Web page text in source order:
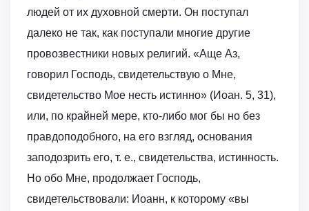
людей от их духовной смерти. Он поступал
далеко не так, как поступали многие другие
провозвестники новых религий. «Аще Аз,
говорил Господь, свидетельствую о Мне,
свидетельство Мое несть истинно» (Иоан. 5, 31),
или, по крайней мере, кто-либо мог бы но без
правдоподобного, на его взгляд, основания
заподозрить его, т. е., свидетельства, истинность.
Но обо Мне, продолжает Господь,
свидетельствовали: Иоанн, к которому «вы